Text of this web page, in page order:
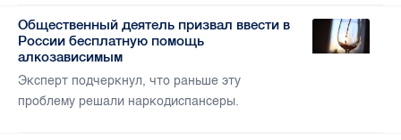
Общественный деятель призвал ввести в
России бесплатную помощь
алкозависимым
Эксперт подчеркнул, что раньше эту
проблему решали наркодиспансеры.